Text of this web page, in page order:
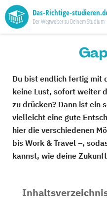
Das-Richtige-
Der Wegweiser zu Deinem Studium
Du bist endlich fertig mit
keine Lust, sofort weiter
zu drücken? Dann ist ein
vielleicht eine gute
hier die verschiedenen
bis Work & Travel –,
kannst, wie deine